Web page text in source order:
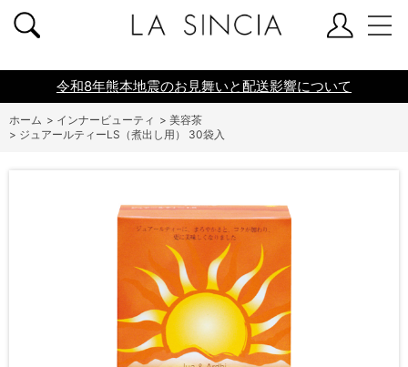
共通ヘッダー
令和8年熊本地震のお見舞いと配送影響について
ホーム > インナービューティ > 美容茶
> ジュアールティーLS（煮出し用） 30袋入